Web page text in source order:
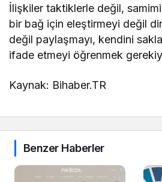
İlişkiler taktiklerle değil,
bir bağ için eleştirmeyi değil
değil paylaşmayı, kendini
ifade etmeyi öğrenmek
Kaynak: Bihaber.TR
Benzer Haberler